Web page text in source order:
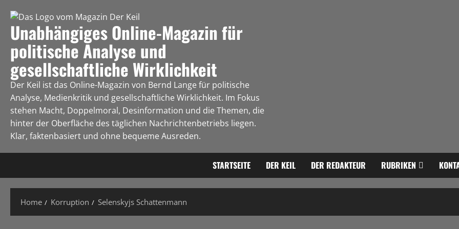
Unabhängiges Online-Magazin für
politische Analyse und
gesellschaftliche Wirklichkeit
Der Keil ist das Online-Magazin von Bernd Lange für politische
Analyse, Medienkritik und gesellschaftliche Wirklichkeit. Im Fokus
stehen Macht, Doppelmoral, Desinformation und die Themen, die
hinter der Oberfläche des täglichen Nachrichtenbetriebs liegen.
Klar, faktenbasiert und ohne bequeme Ausreden.
STARTSEITE DER KEIL DER REDAKTEUR RUBRIKEN
Home Korruption Selenskyjs Schattenmann